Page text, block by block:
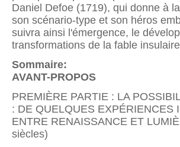
Daniel Defoe (1719), qui donne à
son scénario-type et son héros
suivra ainsi l'émergence, le
transformations de la fable
Sommaire:
AVANT-PROPOS
PREMIÈRE PARTIE : LA
: DE QUELQUES EXPÉRIENCES
ENTRE RENAISSANCE ET
siècles)